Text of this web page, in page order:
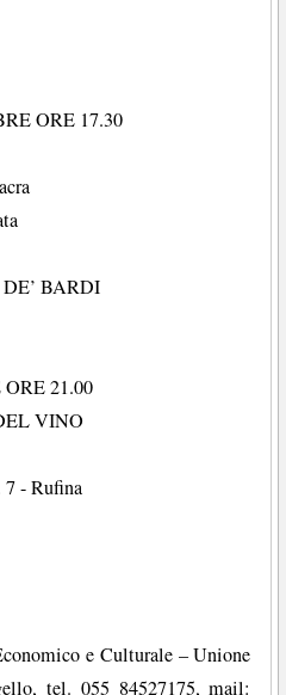
ORE 17.30
BARDI
21.00
VINO
- Rufina
e Culturale – Unione
tel. 055 84527175, mail: